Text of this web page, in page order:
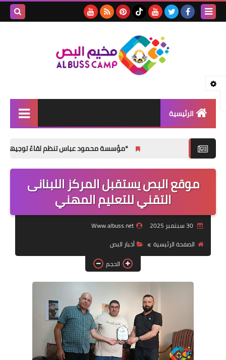
الرئيسية
تقارير
ثفافة و فنون
المناسبات الإجتماعية
*مؤسسة محمود عباس تنظم لقاءً توجيهياً لطلبة
موقع البص يستقبل المركز اللبنانى
التقني للتعليم المهني
30 سبتمبر 2025
Www.albuss.net
الصفحة الرئيسية
أخبار ‏البص
الحجم